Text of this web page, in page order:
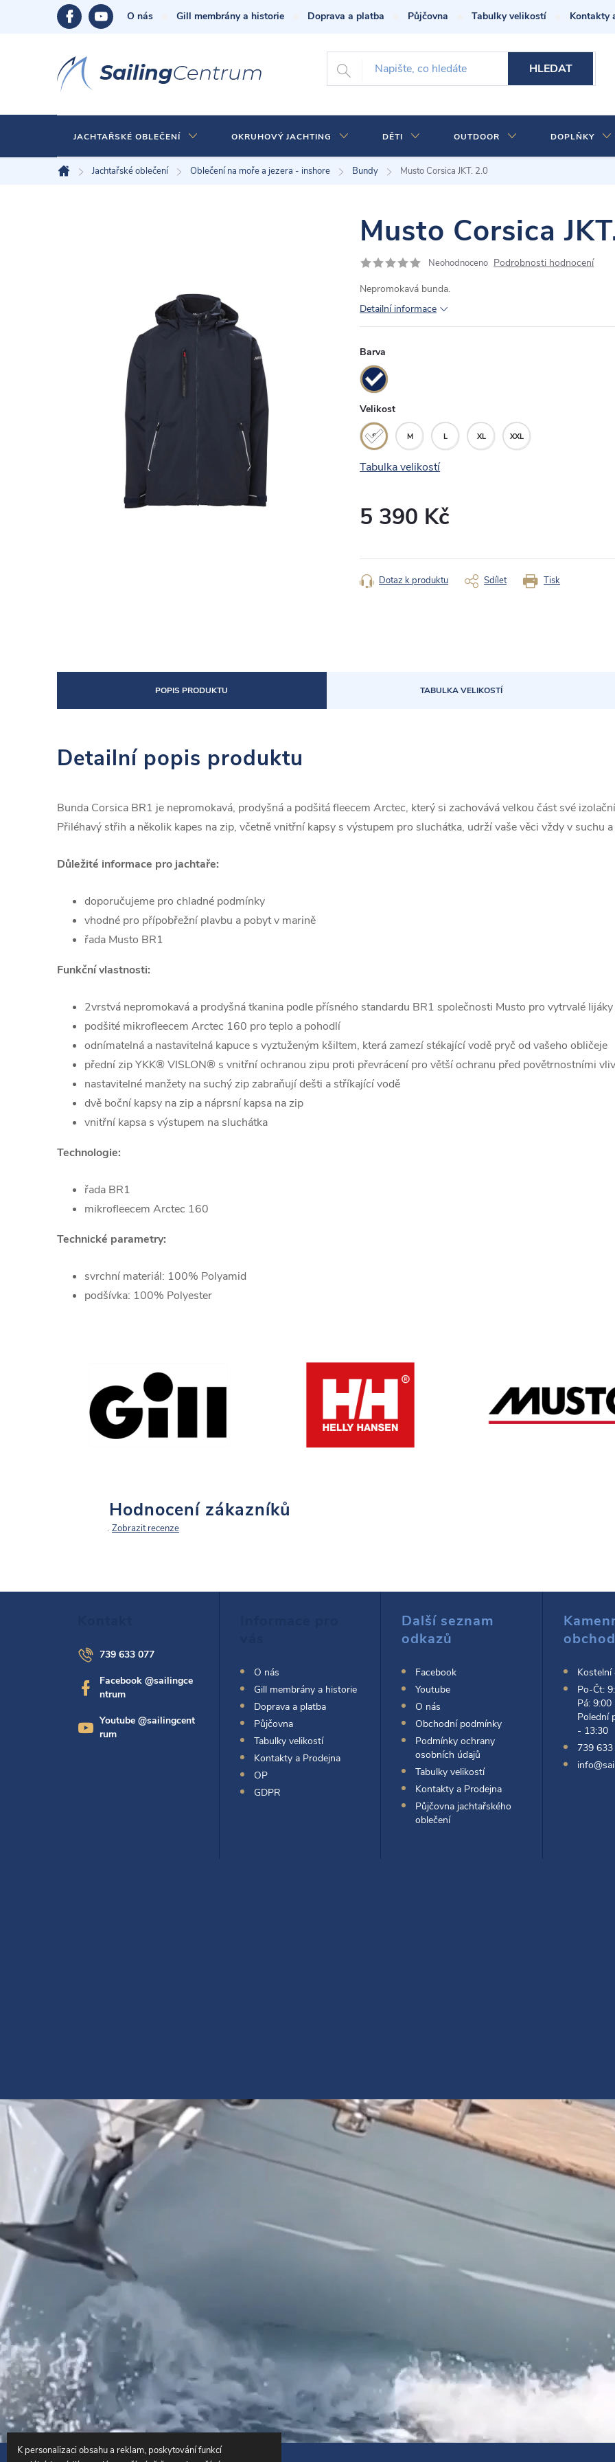
K personalizaci obsahu a reklam, poskytování funkcí
O nás Gill membrány a historie Doprava a platba Půjčovna Tabulky velikostí Kontakty
HLEDAT
JACHTAŘSKÉ OBLEČENÍ OKRUHOVÝ JACHTING DĚTI OUTDOOR DOPLŇKY
Domů
Jachtařské oblečení Oblečení na moře a jezera - inshore Bundy Musto Corsica JKT. 2.0
Musto Corsica
Neohodnoceno Podrobnosti hodnocení
Nepromokavá bunda.
Detailní informace
Barva
Velikost
S M L XL XXL
Tabulka velikostí
5 390 Kč
Tisk
Dotaz k produktu Sdílet
POPIS PRODUKTU TABULKA VELIKOSTÍ
Detailní popis produktu
Bunda Corsica BR1 je nepromokavá, prodyšná a podšitá fleecem Arctec, který si zachovává velkou část své
Přiléhavý střih a několik kapes na zip, včetně vnitřní kapsy s výstupem pro sluchátka, udrží vaše věci vždy v suchu
Důležité informace pro jachtaře:
doporučujeme pro chladné podmínky
vhodné pro přípobřežní plavbu a pobyt v marině
řada Musto BR1
Funkční vlastnosti:
2vrstvá nepromokavá a prodyšná tkanina podle přísného standardu BR1 společnosti Musto pro vytrvalé lijáky
podšité mikrofleecem Arctec 160 pro teplo a pohodlí
odnímatelná a nastavitelná kapuce s vyztuženým kšiltem, která zamezí stékající vodě pryč od vašeho obličeje
přední zip YKK® VISLON® s vnitřní ochranou zipu proti převrácení pro větší ochranu před povětrnostními
nastavitelné manžety na suchý zip zabraňují dešti a stříkající vodě
dvě boční kapsy na zip a náprsní kapsa na zip
vnitřní kapsa s výstupem na sluchátka
Technologie:
řada BR1
mikrofleecem Arctec 160
Technické parametry:
svrchní materiál: 100% Polyamid
podšívka: 100% Polyester
Hodnocení zákazníků
Zobrazit recenze
739 633 077
Facebook @sailingce
ntrum
Youtube @sailingcent
rum
O nás
Gill membrány a historie
Doprava a platba
Půjčovna
Tabulky velikostí
Kontakty a Prodejna
OP
GDPR
Další seznam
odkazů
Facebook
Youtube
O nás
Obchodní podmínky
Podmínky ochrany
osobních údajů
Tabulky velikostí
Kontakty a Prodejna
Půjčovna jachtařského
oblečení
obchod
Kostelní
Po-Čt:
Pá:
Polední
- 13:30
739